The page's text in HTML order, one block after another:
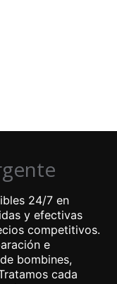
24/7 en
y efectivas
competitivos.
e
bombines,
cada